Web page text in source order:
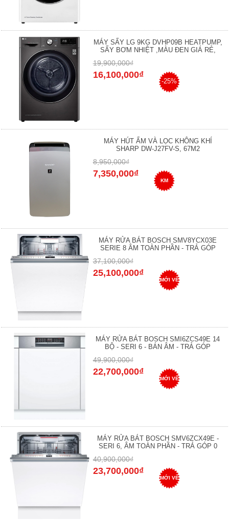
MÁY SẤY LG 9KG DVHP09B HEATPUMP,
SẤY BƠM NHIỆT ,MÀU ĐEN GIÁ RẺ,
19,900,000₫
16,100,000₫
-25%
MÁY HÚT ẨM VÀ LỌC KHÔNG KHÍ
SHARP DW-J27FV-S, 67M2
8,950,000₫
7,350,000₫
KM
MÁY RỬA BÁT BOSCH SMV8YCX03E
SERIE 8 ÂM TOÀN PHẦN - TRẢ GÓP
37,100,000₫
25,100,000₫
MỚI VỀ
MÁY RỬA BÁT BOSCH SMI6ZCS49E 14
BỘ - SERI 6 - BÁN ÂM - TRẢ GÓP
49,900,000₫
22,700,000₫
MỚI VỀ
MÁY RỬA BÁT BOSCH SMV6ZCX49E -
SERI 6, ÂM TOÀN PHẦN - TRẢ GÓP 0
40,900,000₫
23,700,000₫
MỚI VỀ